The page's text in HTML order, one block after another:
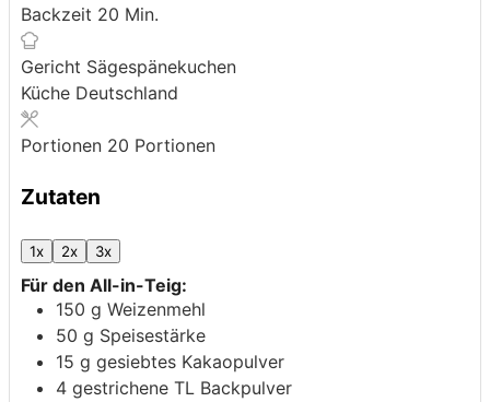
Backzeit 20 Minuten
Min.
Gericht Sägespänekuchen
Küche Deutschland
Portionen 20 Portionen
Zutaten
1x 2x 3x
Für den All-in-Teig:
150 g Weizenmehl
50 g Speisestärke
15 g gesiebtes Kakaopulver
4 gestrichene TL Backpulver